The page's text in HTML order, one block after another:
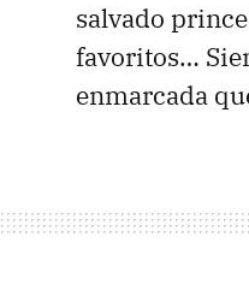
salvado
favoritos…
enmarcada